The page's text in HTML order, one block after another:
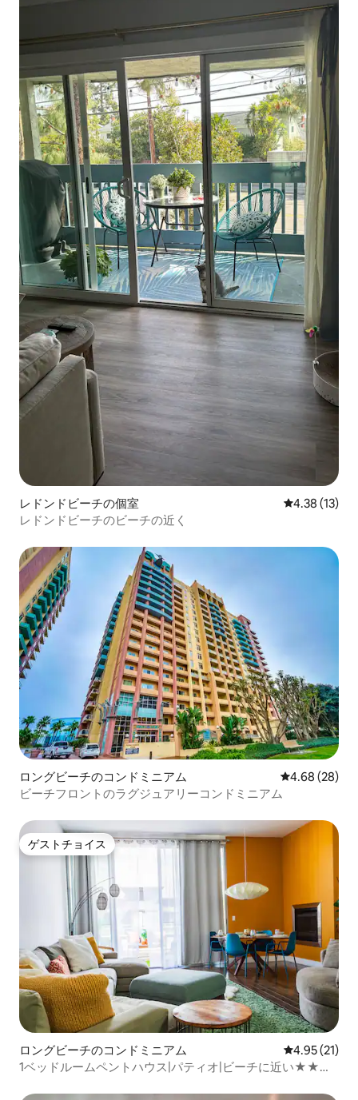
レドンドビーチの個室 レビュー13
4.38 (13)
レドンドビーチのビーチの近く
ロングビーチのコンドミニアム レビュー28
4.68 (28)
ビーチフロントのラグジュアリーコンドミニアム
ゲストチョイス
ゲストチョイス
ロングビーチのコンドミニアム レビュー21
4.95 (21)
1ベッドルームペントハウス|パティオ|ビーチに近い★★